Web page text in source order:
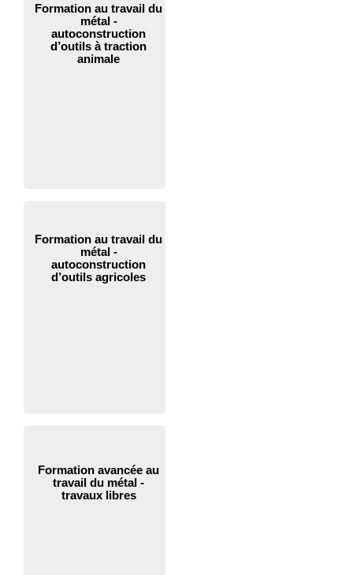
Formation au travail du
métal -
autoconstruction
d’outils à traction
animale
Formation au travail du
métal -
autoconstruction
d’outils agricoles
Formation avancée au
travail du métal -
travaux libres